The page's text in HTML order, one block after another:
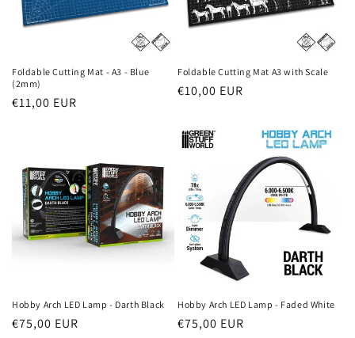
Foldable Cutting Mat - A3 - Blue
(2mm)
Prezzo
€11,00 EUR
Foldable Cutting Mat A3 with Scale
Prezzo
listino
€10,00 EUR
Hobby Arch LED Lamp - Darth Black
Prezzo
€75,00 EUR
Hobby Arch LED Lamp - Faded White
Prezzo
€75,00 EUR